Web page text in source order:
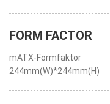
FORM FACTOR
mATX-Formfaktor
244mm(W)*244mm(H)